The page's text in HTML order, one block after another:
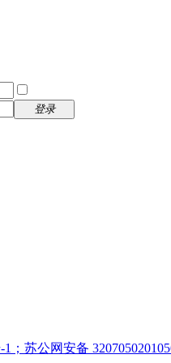
登录
1；苏公网安备